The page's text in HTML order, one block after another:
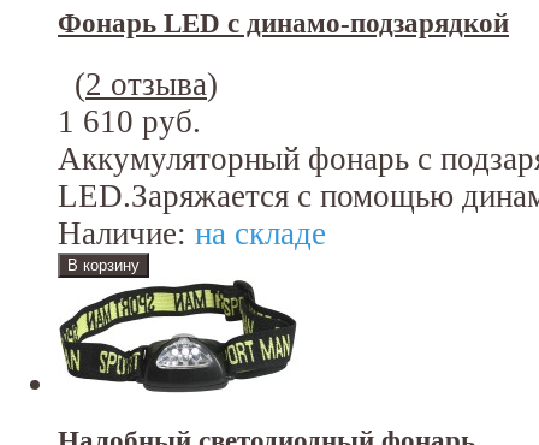
Фонарь LED с динамо-подзарядкой
(2 отзыва)
1 610 руб.
Аккумуляторный фонарь с
LED.Заряжается с помощью
Наличие: на складе